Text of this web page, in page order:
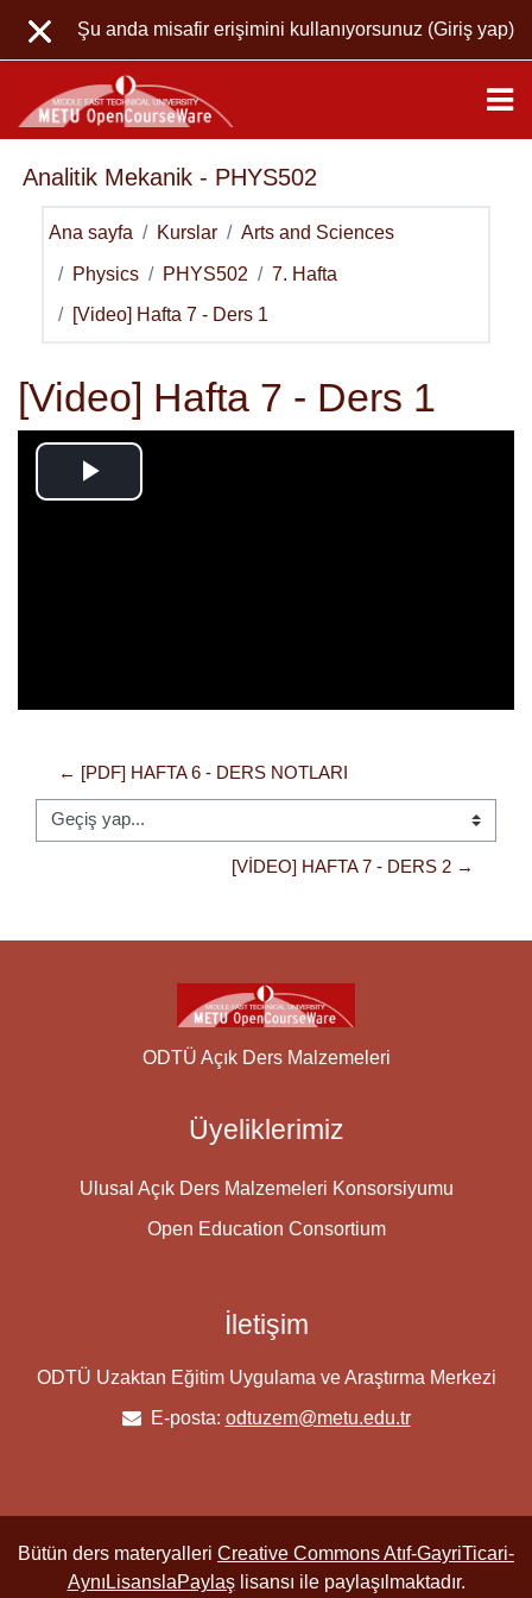
Şu anda misafir erişimini kullanıyorsunuz (Giriş yap)
Analitik Mekanik - PHYS502
Ana sayfa Kurslar Arts and Sciences
Physics PHYS502 7. Hafta
[Video] Hafta 7 - Ders 1
[Video] Hafta 7 - Ders 1
Videoyu
← [PDF] HAFTA 6 - DERS NOTLARI
Geçiş yap...
[VIDEO] HAFTA 7 - DERS 2 →
ODTÜ Açık Ders Malzemeleri
Üyeliklerimiz
Ulusal Açık Ders Malzemeleri Konsorsiyumu
Open Education Consortium
İletişim
ODTÜ Uzaktan Eğitim Uygulama ve Araştırma Merkezi
E-posta: odtuzem@metu.edu.tr
Bütün ders materyalleri Creative Commons Atıf-GayriTicari-
AynıLisanslaPaylaşlisansı ile paylaşılmaktadır.